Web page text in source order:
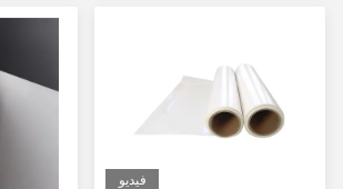
فيديو